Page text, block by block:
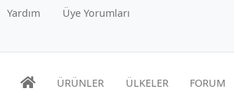
Yardım
Üye Yorumları
ÜRÜNLER ÜLKELER FORUM